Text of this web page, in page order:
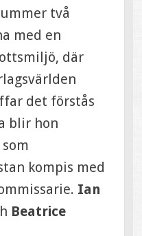
två
med en
där
det förstås
blir hon
kompis med
Ian
Beatrice